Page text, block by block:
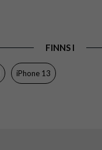
FINNS I
iPhone 13